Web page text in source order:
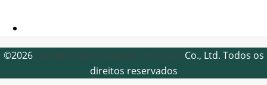
©2026 Cerâmica de Chaozhou Yong Jian Co., Ltd. Todos os
direitos reservados